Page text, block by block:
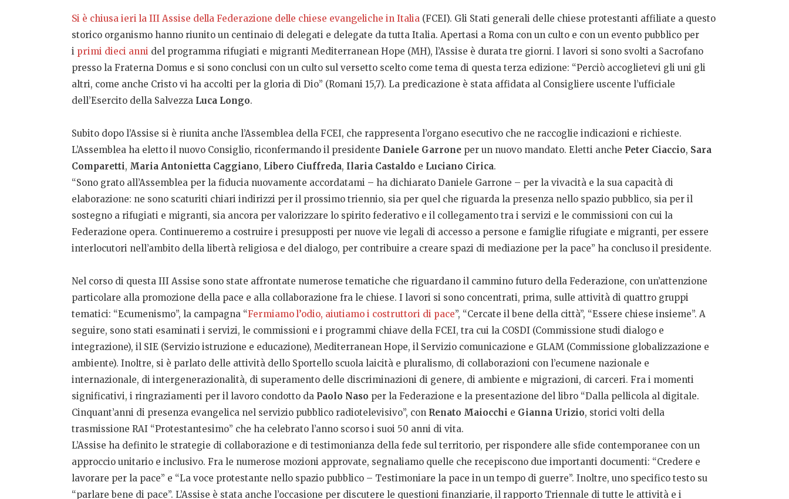
Si è chiusa ieri la III Assise della Federazione delle chiese evangeliche in Italia (FCEI). Gli Stati generali delle chiese protestanti affiliate a questo
storico organismo hanno riunito un centinaio di delegati e delegate da tutta Italia. Apertasi a Roma con un culto e con un evento pubblico per
i primi dieci anni del programma rifugiati e migranti Mediterranean Hope (MH), l’Assise è durata tre giorni. I lavori si sono svolti a Sacrofano
presso la Fraterna Domus e si sono conclusi con un culto sul versetto scelto come tema di questa terza edizione: “Perciò accoglietevi gli uni gli
altri, come anche Cristo vi ha accolti per la gloria di Dio” (Romani 15,7). La predicazione è stata affidata al Consigliere uscente l’ufficiale
dell’Esercito della Salvezza Luca Longo.
Subito dopo l’Assise si è riunita anche l’Assemblea della FCEI, che rappresenta l’organo esecutivo che ne raccoglie indicazioni e richieste.
L’Assemblea ha eletto il nuovo Consiglio, riconfermando il presidente Daniele Garrone per un nuovo mandato. Eletti anche Peter Ciaccio, Sara
Comparetti, Maria Antonietta Caggiano, Libero Ciuffreda, Ilaria Castaldo e Luciano Cirica.
“Sono grato all’Assemblea per la fiducia nuovamente accordatami – ha dichiarato Daniele Garrone – per la vivacità e la sua capacità di
elaborazione: ne sono scaturiti chiari indirizzi per il prossimo triennio, sia per quel che riguarda la presenza nello spazio pubblico, sia per il
sostegno a rifugiati e migranti, sia ancora per valorizzare lo spirito federativo e il collegamento tra i servizi e le commissioni con cui la
Federazione opera. Continueremo a costruire i presupposti per nuove vie legali di accesso a persone e famiglie rifugiate e migranti, per essere
interlocutori nell’ambito della libertà religiosa e del dialogo, per contribuire a creare spazi di mediazione per la pace” ha concluso il presidente.
Nel corso di questa III Assise sono state affrontate numerose tematiche che riguardano il cammino futuro della Federazione, con un’attenzione
particolare alla promozione della pace e alla collaborazione fra le chiese. I lavori si sono concentrati, prima, sulle attività di quattro gruppi
tematici: “Ecumenismo”, la campagna “Fermiamo l’odio, aiutiamo i costruttori di pace”, “Cercate il bene della città”, “Essere chiese insieme”. A
seguire, sono stati esaminati i servizi, le commissioni e i programmi chiave della FCEI, tra cui la COSDI (Commissione studi dialogo e
integrazione), il SIE (Servizio istruzione e educazione), Mediterranean Hope, il Servizio comunicazione e GLAM (Commissione globalizzazione e
ambiente). Inoltre, si è parlato delle attività dello Sportello scuola laicità e pluralismo, di collaborazioni con l’ecumene nazionale e
internazionale, di intergenerazionalità, di superamento delle discriminazioni di genere, di ambiente e migrazioni, di carceri. Fra i momenti
significativi, i ringraziamenti per il lavoro condotto da Paolo Naso per la Federazione e la presentazione del libro “Dalla pellicola al digitale.
Cinquant’anni di presenza evangelica nel servizio pubblico radiotelevisivo”, con Renato Maiocchi e Gianna Urizio, storici volti della
trasmissione RAI “Protestantesimo” che ha celebrato l’anno scorso i suoi 50 anni di vita.
L’Assise ha definito le strategie di collaborazione e di testimonianza della fede sul territorio, per rispondere alle sfide contemporanee con un
approccio unitario e inclusivo. Fra le numerose mozioni approvate, segnaliamo quelle che recepiscono due importanti documenti: “Credere e
lavorare per la pace” e “La voce protestante nello spazio pubblico – Testimoniare la pace in un tempo di guerre”. Inoltre, uno specifico testo su
“parlare bene di pace”. L’Assise è stata anche l’occasione per discutere le questioni finanziarie, il rapporto Triennale di tutte le attività e i